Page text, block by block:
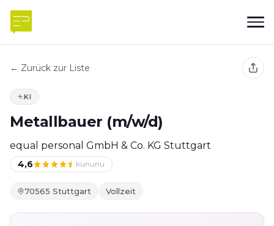
← Zurück zur Liste
KI
Metallbauer (m/w/d)
equal personal GmbH & Co. KG Stuttgart
4,6 kununu
70565 Stuttgart Vollzeit